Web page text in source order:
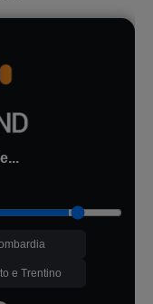
e Trentino